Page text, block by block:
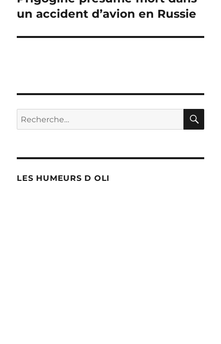
suivante :
un accident d’avion en Russie
Recherche
pour :
LES HUMEURS D OLI